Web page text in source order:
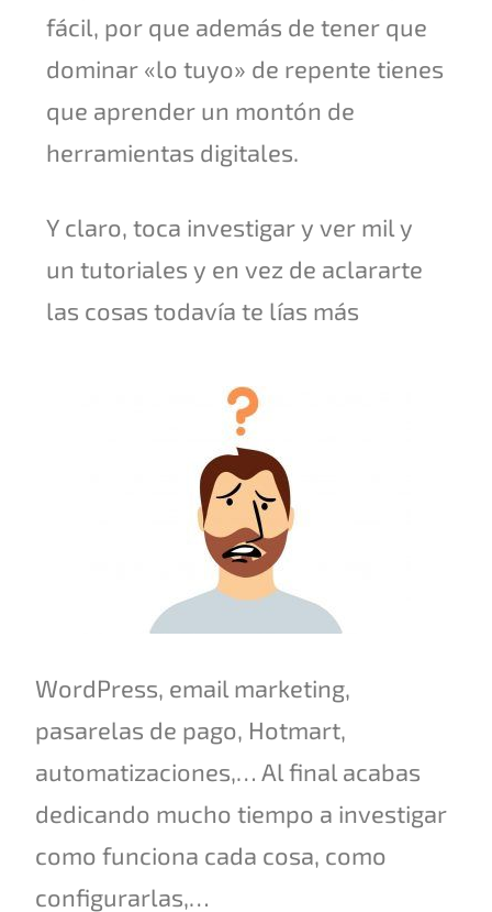
fácil, por que además de tener que
dominar «lo tuyo» de repente tienes
que aprender un montón de
herramientas digitales.
Y claro, toca investigar y ver mil y
un tutoriales y en vez de aclararte
las cosas todavía te lías más
WordPress, email marketing,
pasarelas de pago, Hotmart,
automatizaciones,… Al final acabas
dedicando mucho tiempo a investigar
como funciona cada cosa, como
configurarlas,…